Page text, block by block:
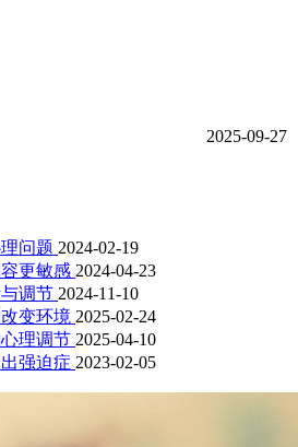
2025-09-27
问题 2024-02-19
更敏感 2024-04-23
调节 2024-11-10
变环境 2025-02-24
理调节 2025-04-10
强迫症 2023-02-05